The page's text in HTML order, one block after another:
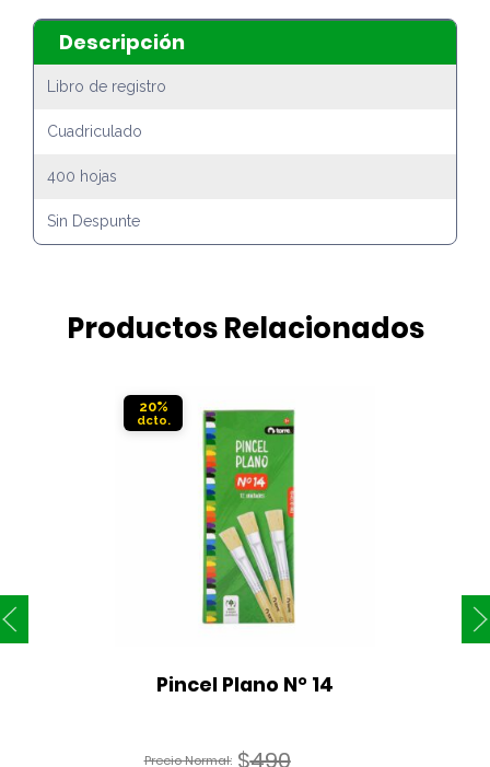
Descripción
Libro de registro
Cuadriculado
400 hojas
Sin Despunte
Productos Relacionados
20%
Pincel Plano N° 14
$490